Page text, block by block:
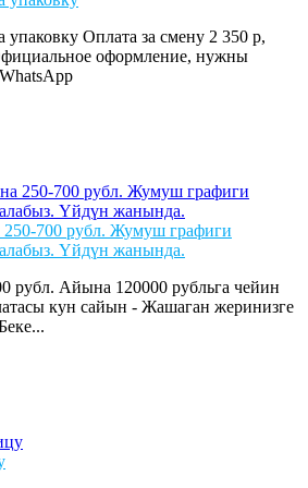
Оплата за смену 2 350 р,
оформление, нужны
250-700 рубл. Жумуш графиги
Үйдүн жанында.
рубл. Айына 120000 рубльга чейин
кун сайын - Жашаган жеринизге